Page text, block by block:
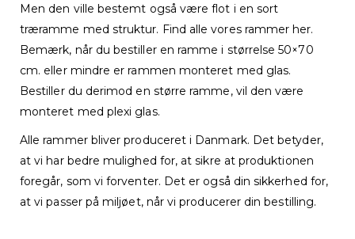
Men den ville bestemt også være flot i en sort
træramme med struktur. Find alle vores rammer her.
Bemærk, når du bestiller en ramme i størrelse 50×70
cm. eller mindre er rammen monteret med glas.
Bestiller du derimod en større ramme, vil den være
monteret med plexi glas.
Alle rammer bliver produceret i Danmark. Det betyder,
at vi har bedre mulighed for, at sikre at produktionen
foregår, som vi forventer. Det er også din sikkerhed for,
at vi passer på miljøet, når vi producerer din bestilling.